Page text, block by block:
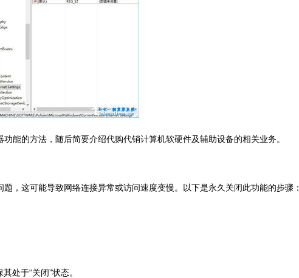
能的方法，随后简要介绍代购代销计算机软硬件及辅助设备的相关业务。
，这可能导致网络连接异常或访问速度变慢。以下是永久关闭此功能的步骤：
处于“关闭”状态。